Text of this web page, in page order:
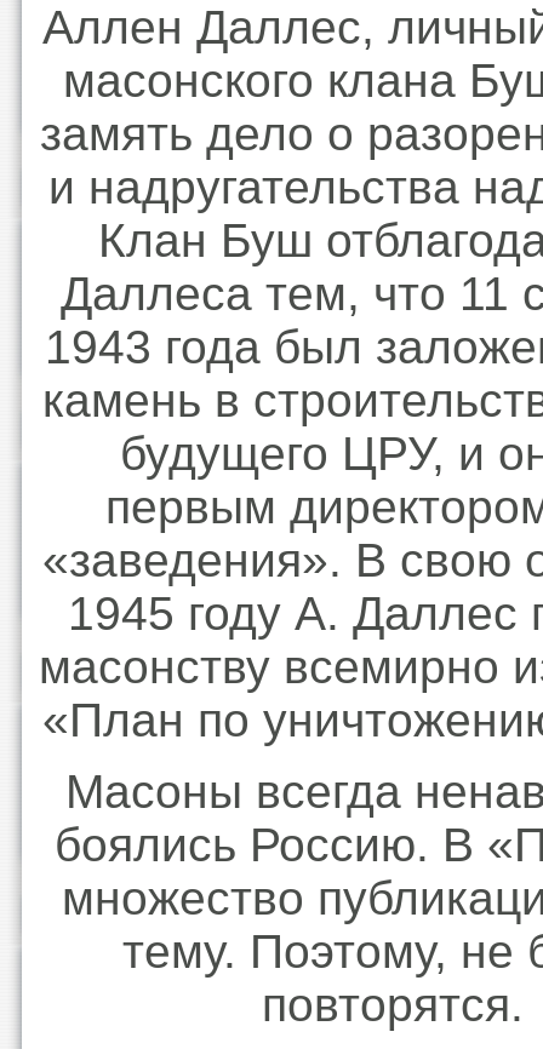
Аллен Даллес,
масонского клана
замять дело о
и надругательства
Клан Буш
Даллеса тем, что 11
1943 года был
камень в
будущего ЦРУ, и
первым
«заведения». В свою
1945 году А. Даллес
масонству всемирно
«План по
Масоны всегда
боялись Россию. В
множество
тему. Поэтому, не
повторятся.